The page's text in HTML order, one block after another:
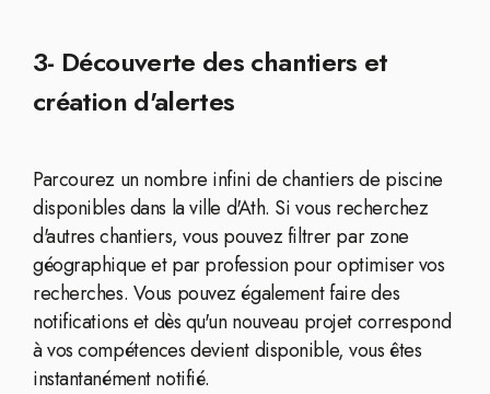
3- Découverte des chantiers et
création d'alertes
Parcourez un nombre infini de chantiers de piscine
disponibles dans la ville d'Ath. Si vous recherchez
d'autres chantiers, vous pouvez filtrer par zone
géographique et par profession pour optimiser vos
recherches. Vous pouvez également faire des
notifications et dès qu'un nouveau projet correspond
à vos compétences devient disponible, vous êtes
instantanément notifié.